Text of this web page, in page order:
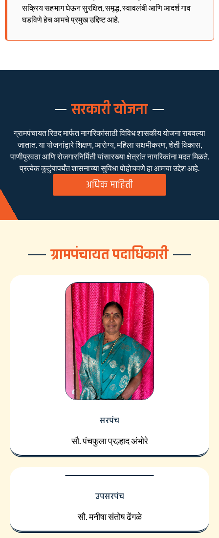
सक्रिय सहभाग घेऊन सुरक्षित, समृद्ध, स्वावलंबी आणि आदर्श गाव
घडविणे हेच आमचे प्रमुख उद्दिष्ट आहे.
सरकारी योजना
ग्रामपंचायत रिठद मार्फत नागरिकांसाठी विविध शासकीय योजना राबवल्या
जातात. या योजनांद्वारे शिक्षण, आरोग्य, महिला सक्षमीकरण, शेती विकास,
पाणीपुरवठा आणि रोजगारनिर्मिती यांसारख्या क्षेत्रांत नागरिकांना मदत मिळते.
प्रत्येक कुटुंबापर्यंत शासनाच्या सुविधा पोहोचवणे हा आमचा उद्देश आहे.
अधिक माहिती
ग्रामपंचायत पदाधिकारी
सरपंच
सौ. पंचफुला प्रल्हाद अंभोरे
उपसरपंच
सौ. मनीषा संतोष ढेंगळे